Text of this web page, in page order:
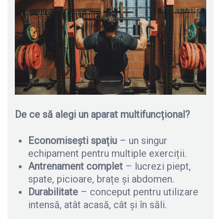
De ce să alegi un aparat multifuncțional?
Economisești spațiu – un singur
echipament pentru multiple exerciții.
Antrenament complet – lucrezi piept,
spate, picioare, brațe și abdomen.
Durabilitate – conceput pentru utilizare
intensă, atât acasă, cât și în săli.